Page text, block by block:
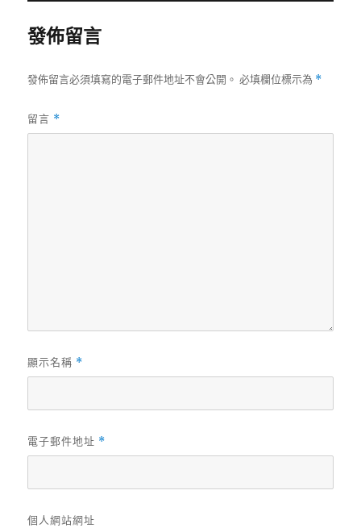
發佈留言
發佈留言必須填寫的電子郵件地址不會公開。 必填欄位標示為 *
留言 *
顯示名稱 *
電子郵件地址 *
個人網站網址